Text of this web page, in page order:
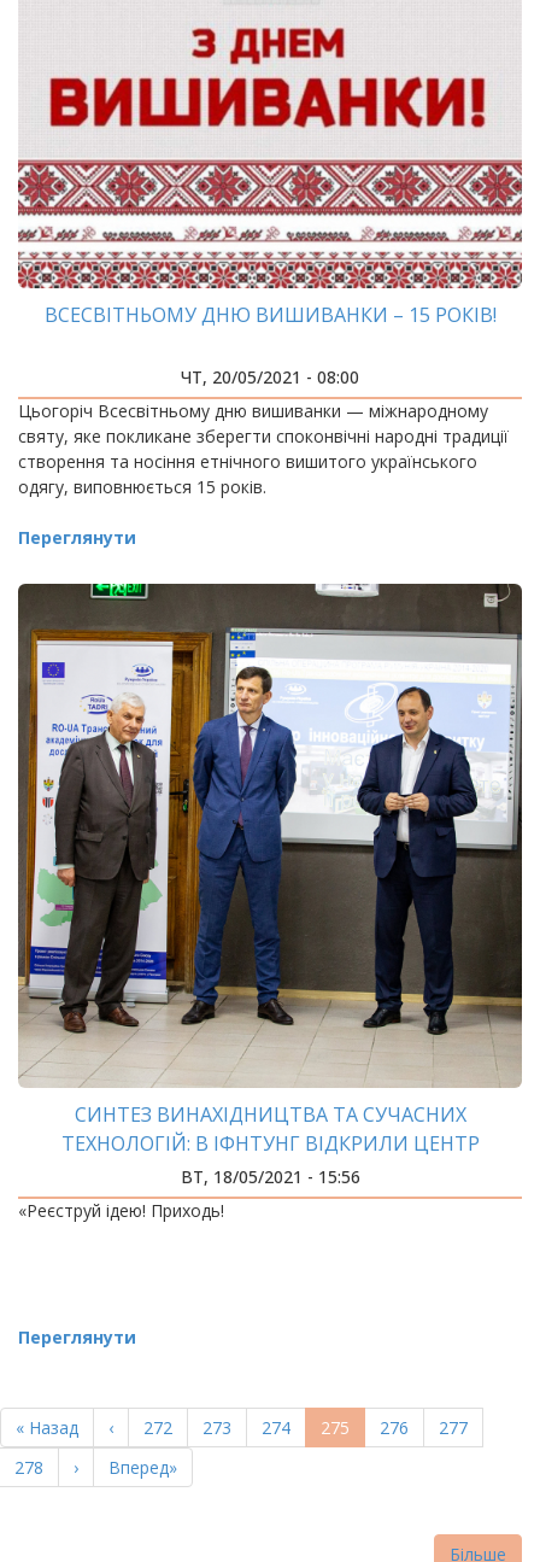
ВСЕСВІТНЬОМУ ДНЮ ВИШИВАНКИ – 15 РОКІВ!
ЧТ, 20/05/2021 - 08:00
Цьогоріч Всесвітньому дню вишиванки — міжнародному
святу, яке покликане зберегти споконвічні народні традиції
створення та носіння етнічного вишитого українського
одягу, виповнюється 15 років.
Переглянути
СИНТЕЗ ВИНАХІДНИЦТВА ТА СУЧАСНИХ
ТЕХНОЛОГІЙ: В ІФНТУНГ ВІДКРИЛИ ЦЕНТР
ІННОВАЦІЙНОГО РОЗВИТКУ
ВТ, 18/05/2021 - 15:56
«Реєструй ідею! Приходь!
Переглянути
НА
СТОРІНКИ
Перша
сторінка
« Назад
Попередня
сторінка
‹ Page
272 Page
273 Page
274
Поточна
сторінка
275 Page
276 Page
277
Page
278
Наступна
сторінка
›
Остання
сторінка
Вперед»
Більше